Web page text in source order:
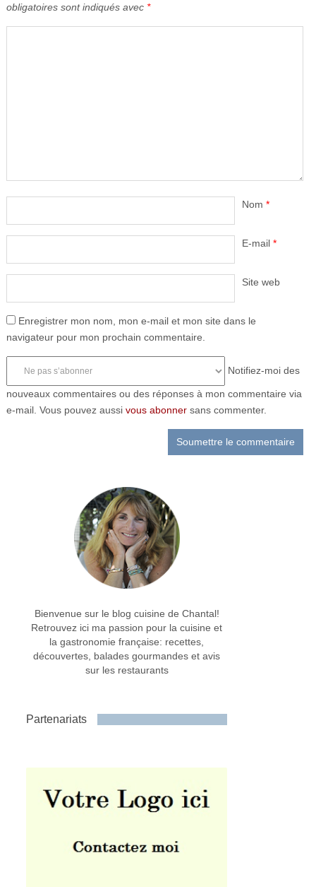
obligatoires sont indiqués avec *
Nom *
E-mail *
Site web
Enregistrer mon nom, mon e-mail et mon site dans le
navigateur pour mon prochain commentaire.
Notifiez-moi des
nouveaux commentaires ou des réponses à mon commentaire via
e-mail. Vous pouvez aussi vous abonnersans commenter.
Bienvenue sur le blog cuisine de Chantal!
Retrouvez ici ma passion pour la cuisine et
la gastronomie française: recettes,
découvertes, balades gourmandes et avis
sur les restaurants
Partenariats